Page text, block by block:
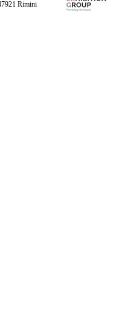
Rimini